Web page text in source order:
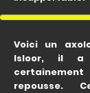
Voici un
Isloor, il a
certainement
repousse.